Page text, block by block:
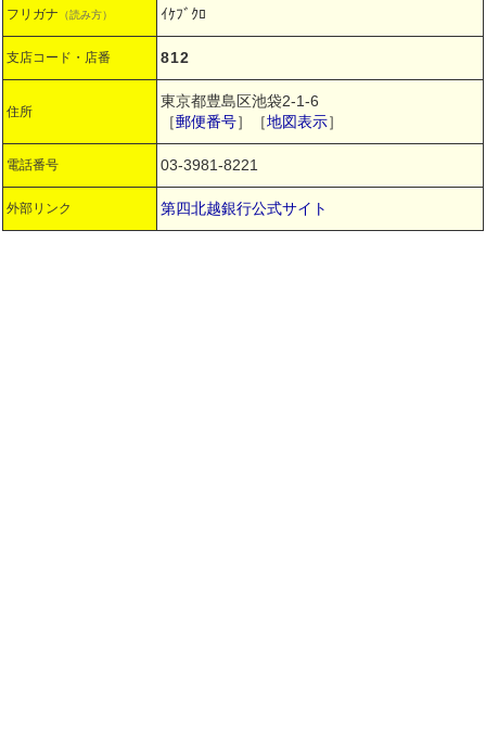
フリガナ （読み方） ｲｹﾌﾞｸﾛ
支店コード・店番 812
住所
東京都豊島区池袋2-1-6
［郵便番号］［地図表示］
電話番号 03-3981-8221
外部リンク 第四北越銀行公式サイト